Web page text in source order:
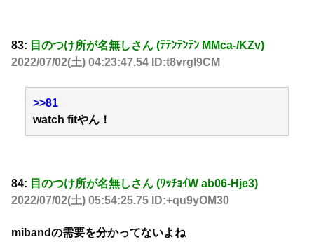
83: 目のつけ所が名無しさん (ﾃﾃﾝﾃﾝﾃﾝ MMca-/KZv)
2022/07/02(土) 04:23:47.54 ID:t8vrgl9CM
>>81
watch fitやん！
84: 目のつけ所が名無しさん (ﾜｯﾁｮｲW ab06-Hje3)
2022/07/02(土) 05:54:25.75 ID:+qu9yOM30
mibandの需要を分かってないよね